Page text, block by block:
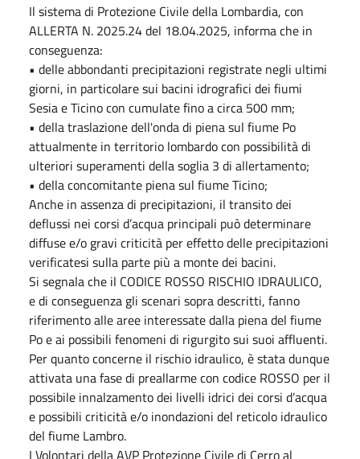
Il sistema di Protezione Civile della Lombardia, con
ALLERTA N. 2025.24 del 18.04.2025, informa che in
conseguenza:
• delle abbondanti precipitazioni registrate negli ultimi
giorni, in particolare sui bacini idrografici dei fiumi
Sesia e Ticino con cumulate fino a circa 500 mm;
• della traslazione dell'onda di piena sul fiume Po
attualmente in territorio lombardo con possibilità di
ulteriori superamenti della soglia 3 di allertamento;
• della concomitante piena sul fiume Ticino;
Anche in assenza di precipitazioni, il transito dei
deflussi nei corsi d’acqua principali può determinare
diffuse e/o gravi criticità per effetto delle precipitazioni
verificatesi sulla parte più a monte dei bacini.
Si segnala che il CODICE ROSSO RISCHIO IDRAULICO,
e di conseguenza gli scenari sopra descritti, fanno
riferimento alle aree interessate dalla piena del fiume
Po e ai possibili fenomeni di rigurgito sui suoi affluenti.
Per quanto concerne il rischio idraulico, è stata dunque
attivata una fase di preallarme con codice ROSSO per il
possibile innalzamento dei livelli idrici dei corsi d’acqua
e possibili criticità e/o inondazioni del reticolo idraulico
del fiume Lambro.
I Volontari della AVP Protezione Civile di Cerro al